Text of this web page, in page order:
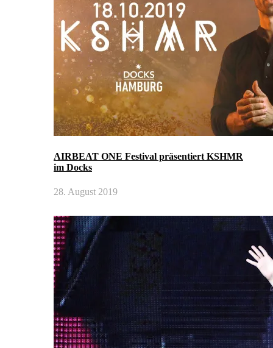
AIRBEAT ONE Festival präsentiert KSHMR
im Docks
28. August 2019